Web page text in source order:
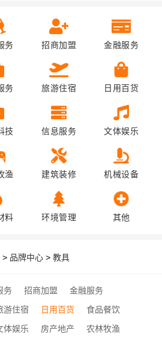
务 招商加盟 金融服务
务 旅游住宿 日用百货
技 信息服务 文体娱乐
渔 建筑装修 机械设备
料 环境管理 其他
> 品牌中心 > 教具
务 招商加盟
金融服务
游住宿 日用百货
食品餐饮
体娱乐 房产地产
农林牧渔